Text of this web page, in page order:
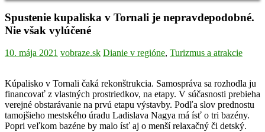
Spustenie kupaliska v Tornali je nepravdepodobné.
Nie však vylúčené
10. mája 2021 vobraze.sk Dianie v regióne, Turizmus a atrakcie
Kúpalisko v Tornali čaká rekonštrukcia. Samospráva sa rozhodla ju
financovať z vlastných prostriedkov, na etapy. V súčasnosti prebieha
verejné obstarávanie na prvú etapu výstavby. Podľa slov prednostu
tamojšieho mestského úradu Ladislava Nagya má ísť o tri bazény.
Popri veľkom bazéne by malo ísť aj o menší relaxačný či detský.